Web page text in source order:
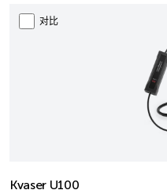
对比
Kvaser U100